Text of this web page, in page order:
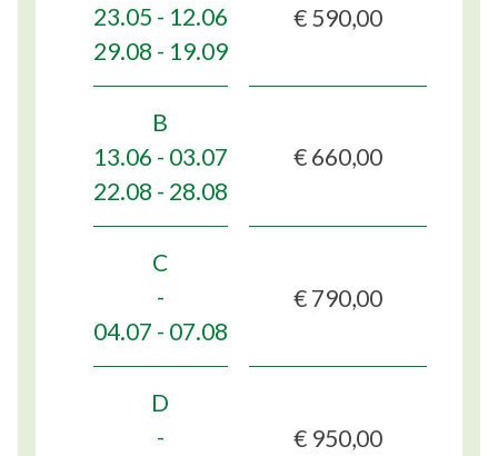
23.05 - 12.06
29.08 - 19.09
B
13.06 - 03.07
22.08 - 28.08
C
-
04.07 - 07.08
D
-
€ 590,00
€ 660,00
€ 790,00
€ 950,00